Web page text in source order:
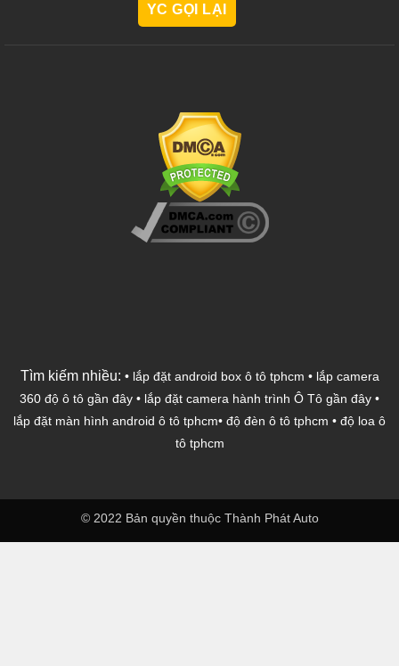
Tìm kiếm nhiều: • lắp đặt android box ô tô tphcm • lắp camera
360 độ ô tô gần đây • lắp đặt camera hành trình Ô Tô gần đây •
lắp đặt màn hình android ô tô tphcm• độ đèn ô tô tphcm • độ loa ô
tô tphcm
© 2022 Bản quyền thuộc Thành Phát Auto